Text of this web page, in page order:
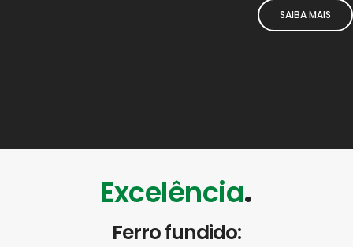
SAIBA MAIS
Excelência.
Ferro fundido: